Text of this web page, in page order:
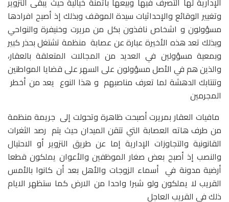
وتغيير الوقائع والإحداثيات سيدة الموقف وبذلك إذ أصبح افرادها
مسؤولون و اشخاص نافذون بكل من مريرت وخنيفرة والنواحي
وبذلك تعد هذه الأخيرة عبارة عن عصابة منظمة تشتغل بحذر كبير
وبمعية مسؤولين في العديد من المجالات المتعلقة بالعقار،
والذين هم في الأصل مسؤولون على السهر على قضايا المواطنين
وتنتابك الدهشة لما تعرف مناصبهم و هذا النوع يعد من أخطر
المجرمين
مافيات العقار بمريرت أصبحت ظاهرة وتحولت إلى جريمة منظمة
من طرف هاته العصابة التي تتقن الميدان حيث يتم رصد الثغرات
القانونية والتجاوزات الإدارية إما عن طريق التزوير أو الاحتيال
والنصب إذ أصبح بعض صغار الموظفين والأعوان يملكون قطعا
أرضية مدونة في أسماء الزوجات والأهل بعد أن كانوا بالأمس
القريب لا يملكون ولو شبرا واحدا من الارض كما ستظهر الايام
ذلك في القريب العاجل